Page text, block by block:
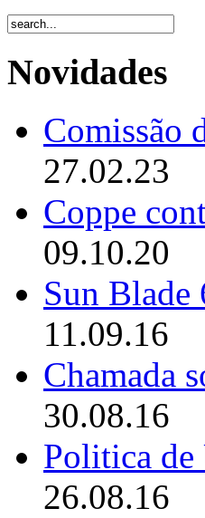
Novidades
Comissão
27.02.23
Coppe
09.10.20
Sun Blade
11.09.16
Chamada
30.08.16
Politica de
26.08.16